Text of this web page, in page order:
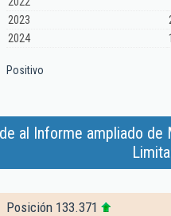
2023
2024
Positivo
al Informe ampliado de
Posición 133.371